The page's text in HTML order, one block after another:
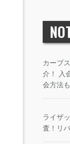
カーブ
介！ 入
会方法も
ライザ
査！リ